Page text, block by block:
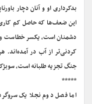
بدکرداری او و آنان دچار
این ضعف‌ها که حاصل کم کاری
دشمنان است، یکسر خطاست و
کردنی‌تر از آب در آمده‌اند.
جنگ تجزیه طلبانه است،
*****
اما فصل دوم نجلا یک